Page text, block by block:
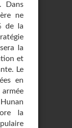
Dans
ne
de la
la
et
Le
en
la